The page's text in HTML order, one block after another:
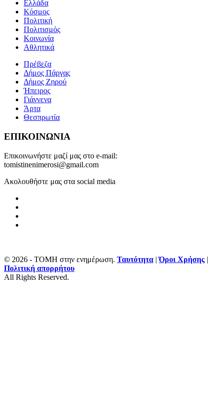
Ελλάδα
Κόσμος
Πολιτική
Πολιτισμός
Κοινωνία
Αθλητικά
Πρέβεζα
Δήμος Πάργας
Δήμος Ζηρού
Ήπειρος
Γιάννενα
Άρτα
Θεσπρωτία
ΕΠΙΚΟΙΝΩΝΙΑ
Επικοινωνήστε μαζί μας στο e-mail:
tomistinenimerosi@gmail.com
Ακολουθήστε μας στα social media
© 2026 - ΤΟΜΗ στην ενημέρωση. Ταυτότητα |Όροι Χρήσης |
Πολιτική απορρήτου
All Rights Reserved.